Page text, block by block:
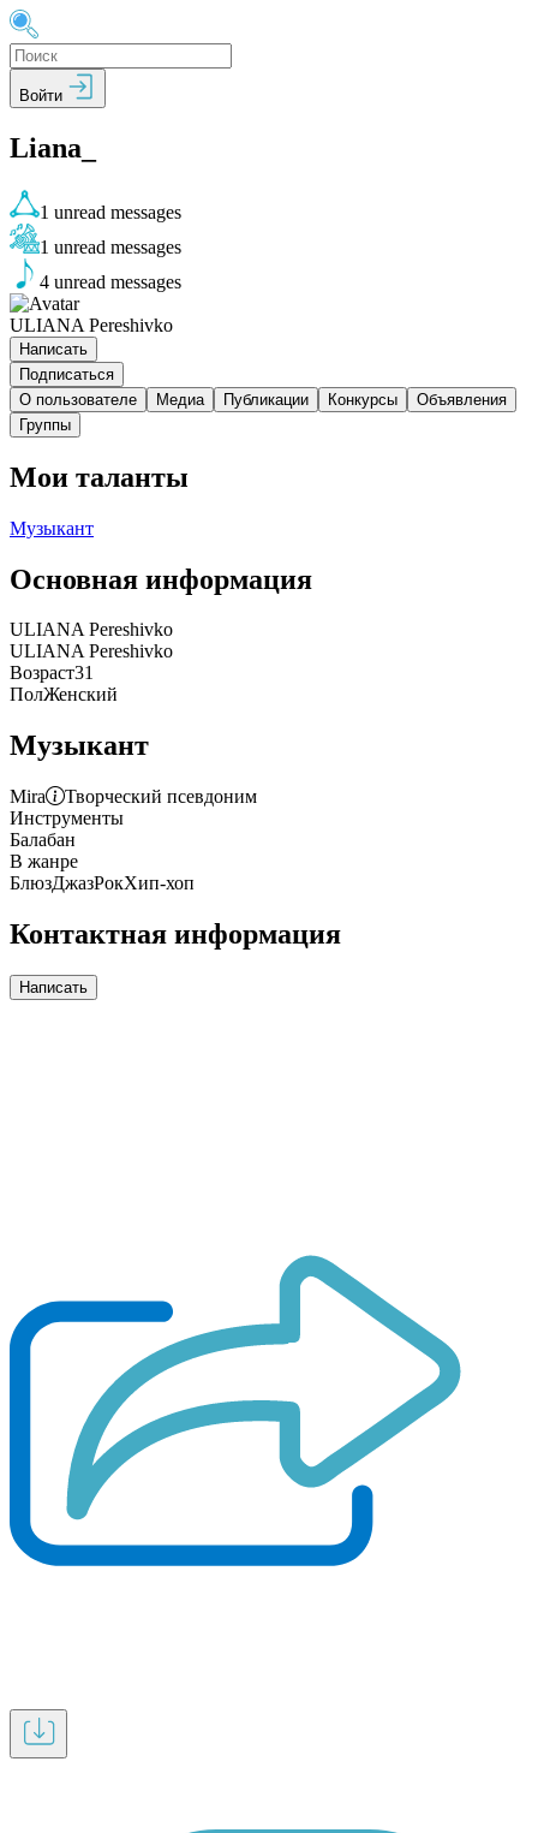
Войти
Liana_
1 unread messages
1 unread messages
4 unread messages
ULIANA Pereshivko
Написать
Подписаться
О пользователе
Медиа Публикации Конкурсы
Объявления
Группы
Мои таланты
Музыкант
Основная информация
ULIANA Pereshivko
ULIANA Pereshivko
Возраст31
ПолЖенский
Музыкант
Mira
Творческий псевдоним
Инструменты
Балабан
В жанре
БлюзДжазРокХип-хоп
Контактная информация
Написать